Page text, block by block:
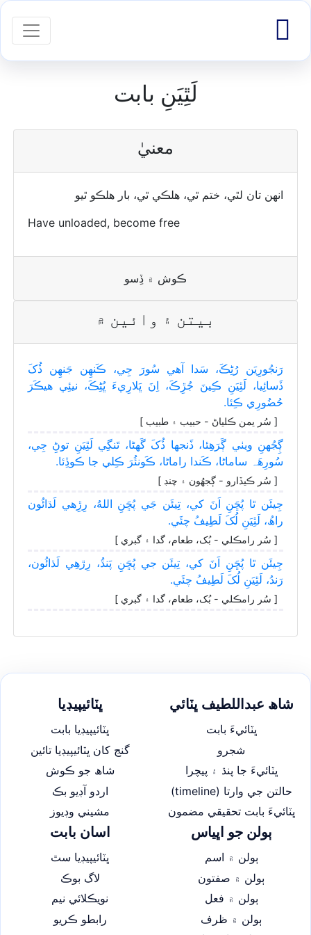

لَٿِيَنِ بابت
معنيٰ
انهن تان لٿي، ختم ٿي، ھلڪي ٿي، بار ھلڪو ٿيو
Have unloaded, become free
ڪوش ۾ ڏِسو
بيتن ۽ وائين ۾
رَنجُورِيَن رُڻِڪَ، سَدا آھي سُورَ جِي، ڪَنھِن جَنھِن ڏُکَ
ڏَسائِيا، لَٿِيَنِ ڪِينَ جُڙِڪَ، اِنَ ڀَلارِيءَ ڀُڻِڪَ، نيئِي ھيڪَرَ
حُضُورِي ڪِئا.
[ سُر يمن ڪلياڻ - حبيب ۽ طبيب ]
ڳِجُهنِ ويٺي ڳَرَھِئا، ڏَنجها ڏُکَ گَهڻا، تَنگِي لَٿِيَنِ توڻِ جِي،
سُورِھَہ ساماڻا، ڪَندا راماڻا، ڪَونئُرَ ڪِلي جا ڪوڏِئا.
[ سُر ڪيڏارو - ڳجهُون ۽ چنڊ ]
جِيئَن ٿا پُڇَنِ اَنَ کي، تِيئَن جَي پُڇَنِ اللهُ، رِڙِھي لَڌائُون
راھُ، لَٿِيَنِ لُکَ لَطِيفُ چئَي.
[ سُر رامڪلي - بُک، طعام، گدا ۽ گبري ]
جِيئَن ٿا پُڇَنِ اَنَ کي، تِيئَن جي پُڇَنِ پَنڌُ، رِڙھِي لَڌائُون،
رَندُ، لَٿِيَنِ لُکَ لَطِيفُ چئَي.
[ سُر رامڪلي - بُک، طعام، گدا ۽ گبري ]
شاھ عبداللطيف ڀٽائي
ڀٽائيءَ بابت
شجرو
ڀٽائيءَ جا پنڌ ۽ پيچرا
حالتن جي وارتا (timeline)
ڀٽائيءَ بابت تحقيقي مضمون
ڀٽائيپيڊيا
ڀٽائيپيڊيا بابت
گنج کان ڀٽائيپيڊيا تائين
شاھ جو ڪوش
اردو آڊيو بڪ
مشيني وڊيوز
ٻولن جو اڀياس
ٻولن ۾ اسم
ٻولن ۾ صفتون
ٻولن ۾ فعل
ٻولن ۾ ظرف
اسان بابت
ڀٽائيپيڊيا سٿ
لاگ بوڪ
نويڪلائي نيم
رابطو ڪريو